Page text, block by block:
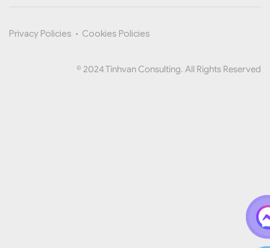
Privacy Policies • Cookies Policies
© 2024 Tinhvan Consulting. All Rights Reserved